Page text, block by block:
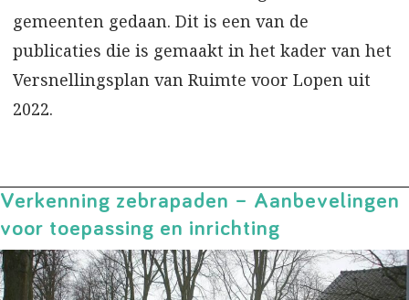
gemeenten gedaan. Dit is een van de
publicaties die is gemaakt in het kader van het
Versnellingsplan van Ruimte voor Lopen uit
2022.
Verkenning zebrapaden – Aanbevelingen
voor toepassing en inrichting